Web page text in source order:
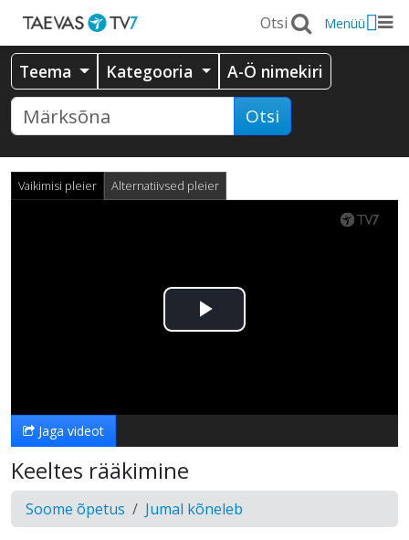
Menüü
Teema Kategooria A-Ö nimekiri
Otsi
Vaikimisi pleier Alternatiivsed pleier
Esita
Jaga videot
Keeltes rääkimine
Soome õpetus Jumal kõneleb